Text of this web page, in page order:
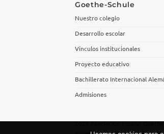
Goethe-Schule
Nuestro colegio
Desarrollo escolar
Vínculos institucionales
Proyecto educativo
Bachillerato Internacional
Admisiones
2026 Asociación Escolar